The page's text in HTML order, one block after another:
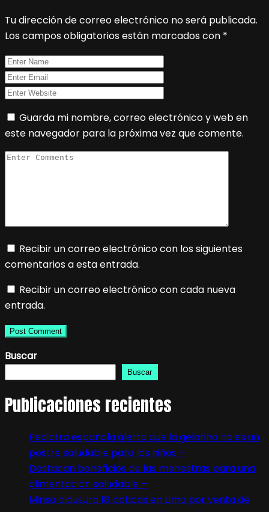
Tu dirección de correo electrónico no será publicada.
Los campos obligatorios están marcados con *
Guarda mi nombre, correo electrónico y web en
este navegador para la próxima vez que comente.
Recibir un correo electrónico con los siguientes
comentarios a esta entrada.
Recibir un correo electrónico con cada nueva
entrada.
Buscar
Buscar
Publicaciones recientes
Pediatra española alerta que la gelatina no es un
postre saludable para los niños –
Destacan beneficios de las menestras para una
alimentación saludable –
Minsa clausura 18 boticas en Lima por venta de